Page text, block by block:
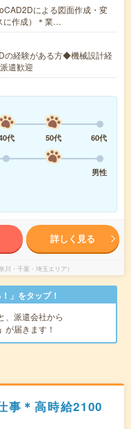
による図面作成・変
に作成）＊業…
経験がある方◆機械設計経
遣歓迎
代 50代
60代
男性
詳しく見る
・千葉・埼玉エリア）
」をタップ！
、派遣会社から
が届きます！
事＊高時給2100